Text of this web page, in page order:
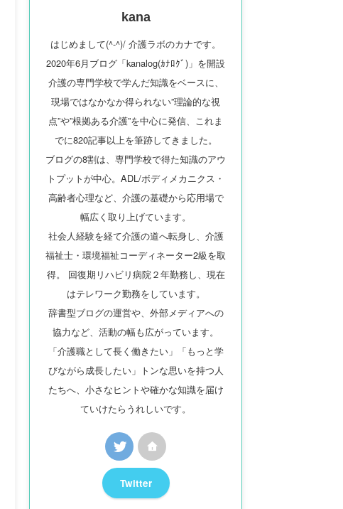
kana
はじめまして(^-^)/ 介護ラボのカナです。
2020年6月ブログ「kanalog(ｶﾅﾛｸﾞ)」を開設
介護の専門学校で学んだ知識をベースに、
現場ではなかなか得られない”理論的な視
点”や”根拠ある介護”を中心に発信、これま
でに820記事以上を筆跡してきました。
ブログの8割は、専門学校で得た知識のアウ
トプットが中心。ADL/ボディメカニクス・
高齢者心理など、介護の基礎から応用場で
幅広く取り上げています。
社会人経験を経て介護の道へ転身し、介護
福祉士・環境福祉コーディネーター2級を取
得。 回復期リハビリ病院２年勤務し、現在
はテレワーク勤務をしています。
辞書型ブログの運営や、外部メディアへの
協力など、活動の幅も広がっています。
「介護職として長く働きたい」「もっと学
びながら成長したい」トンな思いを持つ人
たちへ、小さなヒントや確かな知識を届け
ていけたらうれしいです。
Twitter